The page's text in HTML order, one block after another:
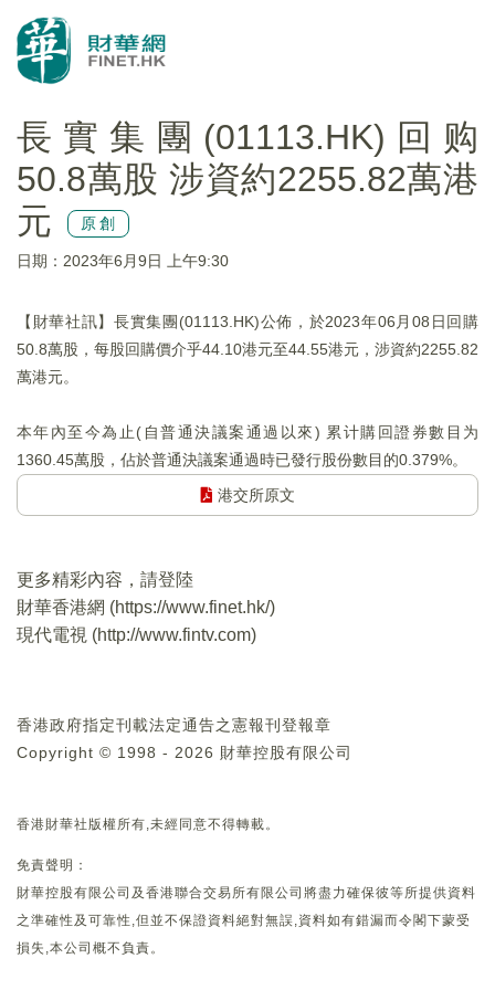
長實集團(01113.HK)回购
50.8萬股 涉資約2255.82萬港
元
原創
日期：2023年6月9日 上午9:30
【財華社訊】長實集團(01113.HK)公佈，於2023年06月08日回購
50.8萬股，每股回購價介乎44.10港元至44.55港元，涉資約2255.82
萬港元。
本年內至今為止(自普通決議案通過以來) 累计購回證券數目为
1360.45萬股，佔於普通決議案通過時已發行股份數目的0.379%。
港交所原文
更多精彩內容，請登陸
財華香港網 (https://www.finet.hk/)
現代電視 (http://www.fintv.com)
香港政府指定刊載法定通告之憲報刊登報章
Copyright © 1998 - 2026 財華控股有限公司
香港財華社版權所有,未經同意不得轉載。
免責聲明：
財華控股有限公司及香港聯合交易所有限公司將盡力確保彼等所提供資料
之準確性及可靠性,但並不保證資料絕對無誤,資料如有錯漏而令閣下蒙受
損失,本公司概不負責。